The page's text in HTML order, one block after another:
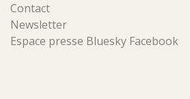
Contact
Newsletter
Espace presse Bluesky Facebook